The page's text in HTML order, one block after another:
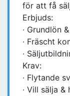
för att få
Erbjuds:
∙ Grundlön
∙ Fräscht
∙
Krav:
∙ Flytande
∙ Vill sälja